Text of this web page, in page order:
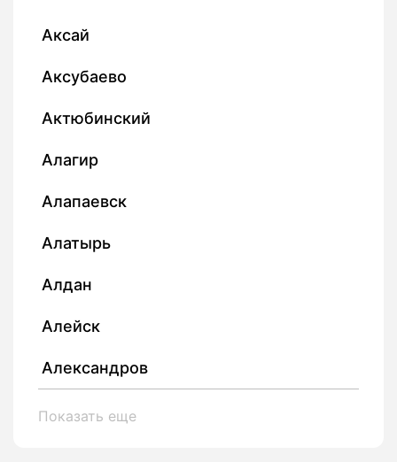
Аксай
Аксубаево
Актюбинский
Алагир
Алапаевск
Алатырь
Алдан
Алейск
Александров
Показать еще